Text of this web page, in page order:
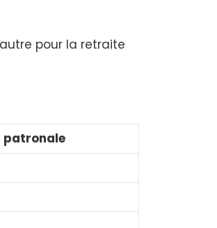
pour la retraite
patronale